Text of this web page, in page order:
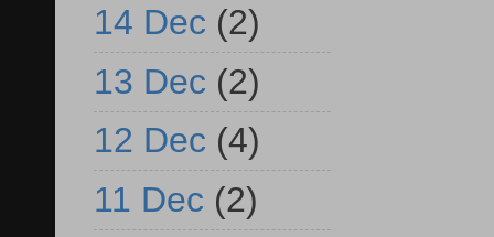
14 Dec (2)
13 Dec (2)
12 Dec (4)
11 Dec (2)